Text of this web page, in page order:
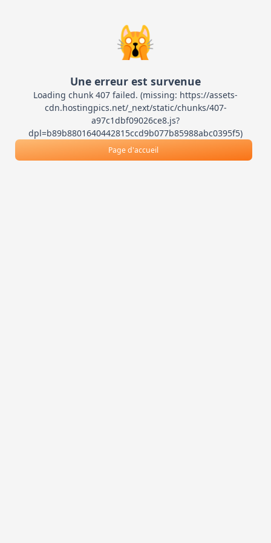
🙀
Une erreur est survenue
Loading chunk 407 failed. (missing: https://assets-
cdn.hostingpics.net/_next/static/chunks/407-
a97c1dbf09026ce8.js?
dpl=b89b8801640442815ccd9b077b85988abc0395f5)
Page d'accueil